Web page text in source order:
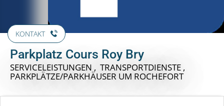
KONTAKT
Parkplatz Cours Roy Bry
SERVICELEISTUNGEN , TRANSPORTDIENSTE ,
PARKPLÄTZE/PARKHÄUSER UM ROCHEFORT